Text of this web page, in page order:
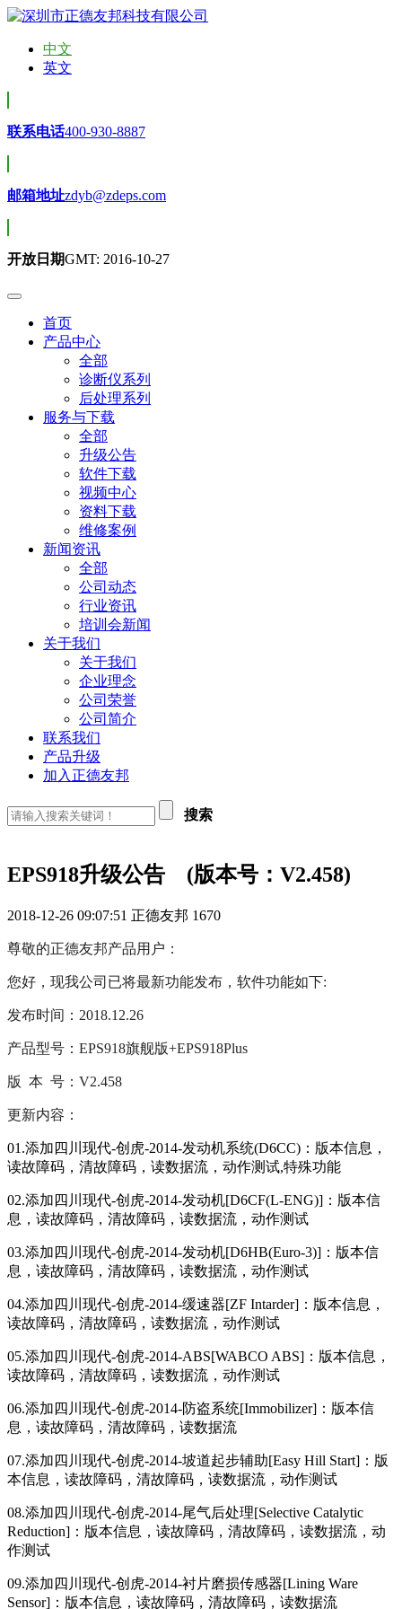
中文
英文
联系电话400-930-8887
邮箱地址zdyb@zdeps.com
开放日期GMT: 2016-10-27
首页
产品中心
全部
诊断仪系列
后处理系列
服务与下载
全部
升级公告
软件下载
视频中心
资料下载
维修案例
新闻资讯
全部
公司动态
行业资讯
培训会新闻
关于我们
关于我们
企业理念
公司荣誉
公司简介
联系我们
产品升级
加入正德友邦
搜索
EPS918升级公告 (版本号：V2.458)
2018-12-26 09:07:51 正德友邦 1670
尊敬的正德友邦产品用户：
您好，现我公司已将最新功能发布，软件功能如下:
发布时间：2018.12.26
产品型号：EPS918旗舰版+EPS918Plus
版 本 号：V2.458
更新内容：
01.添加四川现代-创虎-2014-发动机系统(D6CC)：版本信息，
读故障码，清故障码，读数据流，动作测试,特殊功能
02.添加四川现代-创虎-2014-发动机[D6CF(L-ENG)]：版本信
息，读故障码，清故障码，读数据流，动作测试
03.添加四川现代-创虎-2014-发动机[D6HB(Euro-3)]：版本信
息，读故障码，清故障码，读数据流，动作测试
04.添加四川现代-创虎-2014-缓速器[ZF Intarder]：版本信息，
读故障码，清故障码，读数据流，动作测试
05.添加四川现代-创虎-2014-ABS[WABCO ABS]：版本信息，
读故障码，清故障码，读数据流，动作测试
06.添加四川现代-创虎-2014-防盗系统[Immobilizer]：版本信
息，读故障码，清故障码，读数据流
07.添加四川现代-创虎-2014-坡道起步辅助[Easy Hill Start]：版
本信息，读故障码，清故障码，读数据流，动作测试
08.添加四川现代-创虎-2014-尾气后处理[Selective Catalytic
Reduction]：版本信息，读故障码，清故障码，读数据流，动
作测试
09.添加四川现代-创虎-2014-衬片磨损传感器[Lining Ware
Sensor]：版本信息，读故障码，清故障码，读数据流